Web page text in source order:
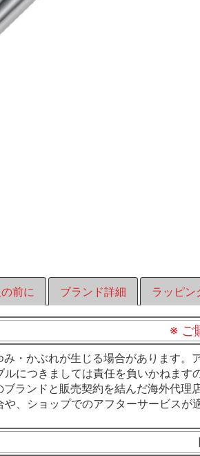
前に ブランド詳細 ラッピン
※ ご
・かぶれが生じる場合があります。
ルにつきましては責任を負いかねま
ランドと販売契約を結んだ海外代理
、ショップでのアフターサービスが